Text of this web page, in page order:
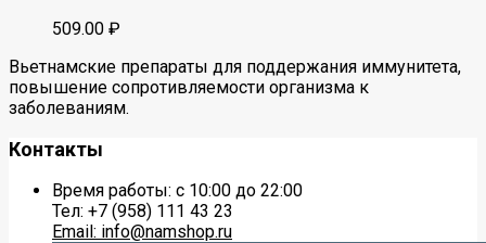
509.00 ₽
Вьетнамские препараты для поддержания иммунитета,
повышение сопротивляемости организма к
заболеваниям.
Контакты
Время работы: с 10:00 до 22:00
Тел: +7 (958) 111 43 23
Email: info@namshop.ru